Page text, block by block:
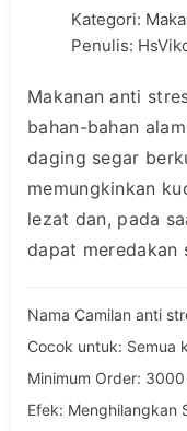
Kategori:
Penulis:
Makanan anti
bahan-bahan
daging segar
memungkinkan
lezat dan, pada
dapat meredakan
Nama Camilan anti
Cocok untuk: Semua
Minimum Order:
Efek: Menghilangkan